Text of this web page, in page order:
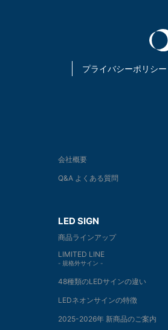
プライバシーポリシー
会社概要
Q&A よくある質問
LED SIGN
商品ラインアップ
LIMITED LINE
- 規格外サイン -
48種類のLEDサインの違い
LEDネオンサインの特徴
2025-2026年 新商品のご案内